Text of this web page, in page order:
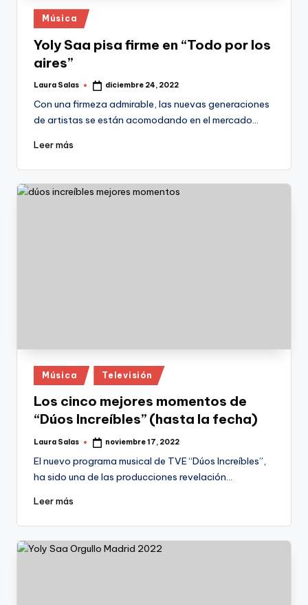
Publicado
en
Música
Yoly Saa pisa firme en “Todo por los
aires”
Publicado
Laura Salas diciembre 24, 2022
Con una firmeza admirable, las nuevas generaciones
de artistas se están acomodando en el mercado…
Leer más
Publicado
en
Música Televisión
Los cinco mejores momentos de
“Dúos Increíbles” (hasta la fecha)
Publicado
Laura Salas noviembre 17, 2022
El nuevo programa musical de TVE “Dúos Increíbles”,
ha sido una de las producciones revelación…
Leer más